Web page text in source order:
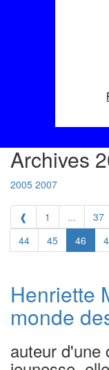
Archives
2005 2007
❰ 1 ... 37
44
45 46
Henriette
monde
auteur d'une